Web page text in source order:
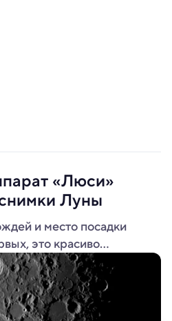
«Люси»
Луны
и место посадки
это красиво...